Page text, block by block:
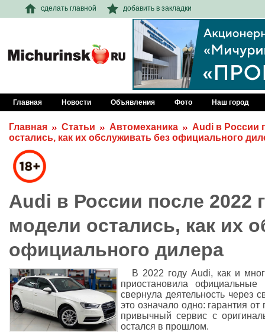
сделать главной добавить в закладки
Главная Новости Объявления Фото Наш город
Главная Статьи Автомеханика
Audi в России
остались, как их обслуживать без официального
Audi в России после 2022
модели остались, как их
официального дилера
В 2022 году Audi, как и
приостановила
свернула деятельность через
это означало одно: гарантия
привычный сервис с
остался в прошлом.